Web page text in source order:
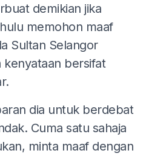
demikian jika
memohon maaf
Sultan Selangor
kenyataan bersifat
dia untuk berdebat
Cuma satu sahaja
minta maaf dengan